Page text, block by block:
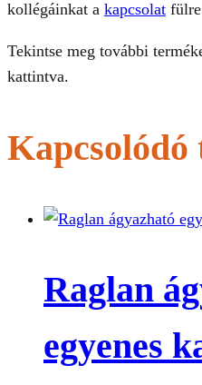
kollégáinkat a kapcsolat
Tekintse meg további
kattintva.
Kapcsolódó
Raglan
egyenes